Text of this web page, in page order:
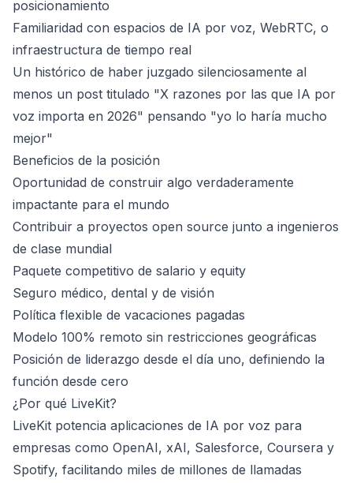
posicionamiento
Familiaridad con espacios de IA por voz, WebRTC, o
infraestructura de tiempo real
Un histórico de haber juzgado silenciosamente al
menos un post titulado "X razones por las que IA por
voz importa en 2026" pensando "yo lo haría mucho
mejor"
Beneficios de la posición
Oportunidad de construir algo verdaderamente
impactante para el mundo
Contribuir a proyectos open source junto a ingenieros
de clase mundial
Paquete competitivo de salario y equity
Seguro médico, dental y de visión
Política flexible de vacaciones pagadas
Modelo 100% remoto sin restricciones geográficas
Posición de liderazgo desde el día uno, definiendo la
función desde cero
¿Por qué LiveKit?
LiveKit potencia aplicaciones de IA por voz para
empresas como OpenAI, xAI, Salesforce, Coursera y
Spotify, facilitando miles de millones de llamadas